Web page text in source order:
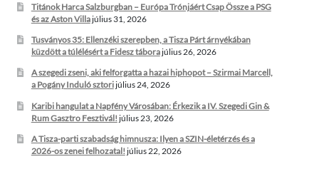
Titánok Harca Salzburgban – Európa Trónjáért Csap Össze a PSG
és az Aston Villajúlius 31, 2026
Tusványos 35: Ellenzéki szerepben, a Tisza Párt árnyékában
küzdött a túlélésért a Fidesz táborajúlius 26, 2026
A szegedi zseni, aki felforgatta a hazai hiphopot – Szirmai Marcell,
a Pogány Induló sztorijúlius 24, 2026
Karibi hangulat a Napfény Városában: Érkezik a IV. Szegedi Gin &
Rum Gasztro Fesztivál! július 23, 2026
A Tisza-parti szabadság himnusza: Ilyen a SZIN-életérzés és a
2026-os zenei felhozatal! július 22, 2026